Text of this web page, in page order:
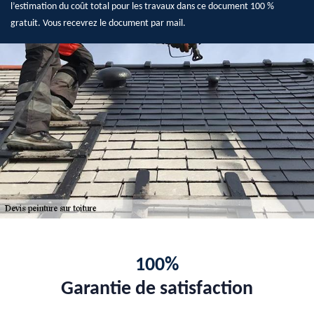
l’estimation du coût total pour les travaux dans ce document 100 %
gratuit. Vous recevrez le document par mail.
100%
Garantie de satisfaction